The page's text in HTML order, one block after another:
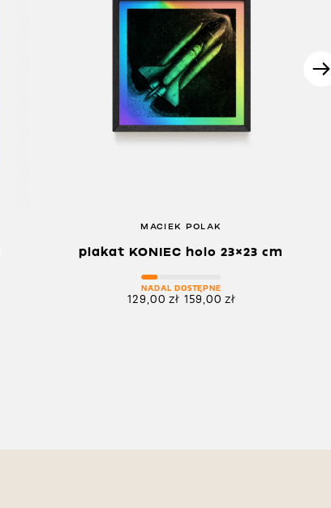
MACIEK POLAK
plakat KONIEC holo 23×23 cm
NADAL DOSTĘPNE
129,00 zł 159,00 zł